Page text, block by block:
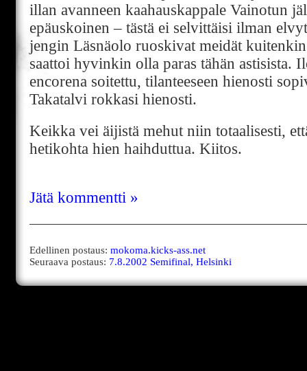
illan avanneen kaahauskappale Vainotun
epäuskoinen – tästä ei selvittäisi ilman
jengin Läsnäolo ruoskivat meidät
saattoi hyvinkin olla paras tähän astisista.
encorena soitettu, tilanteeseen hienosti
Takatalvi rokkasi hienosti.
Keikka vei äijistä mehut niin totaalisesti,
hetikohta hien haihduttua. Kiitos.
Jätä kommentti »
Edellinen postaus: mokoma.kicks-ass.net
Seuraava postaus: 7.8.2002 Semifinal, Helsinki